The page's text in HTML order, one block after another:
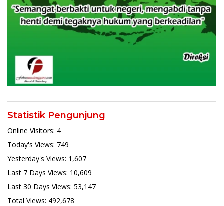
Statistik Pengunjung
Online Visitors: 4
Today's Views: 749
Yesterday's Views: 1,607
Last 7 Days Views: 10,609
Last 30 Days Views: 53,147
Total Views: 492,678